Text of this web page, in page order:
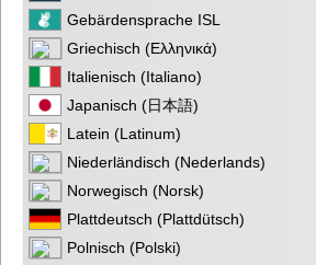
Gebärdensprache ISL
Griechisch (Ελληνικά)
Italienisch (Italiano)
Japanisch (日本語)
Latein (Latinum)
Niederländisch (Nederlands)
Norwegisch (Norsk)
Plattdeutsch (Plattdütsch)
Polnisch (Polski)